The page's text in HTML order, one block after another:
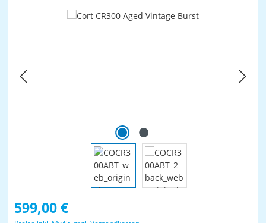
Bildergalerie überspringen
Regulärer Preis:
599,00 €